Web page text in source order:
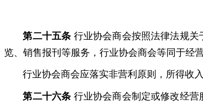
第二十五条 行业协会商会按照法律法规
览、销售报刊等服务，行业协会商会等同于经
行业协会商会应落实非营利原则，所得收
第二十六条 行业协会商会制定或修改经